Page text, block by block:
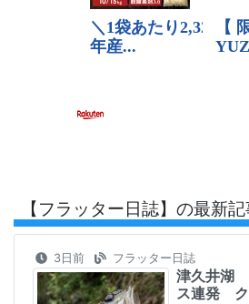
【フラッター日誌】の最新
3日前 フラッター日誌
津久井湖
ス連発